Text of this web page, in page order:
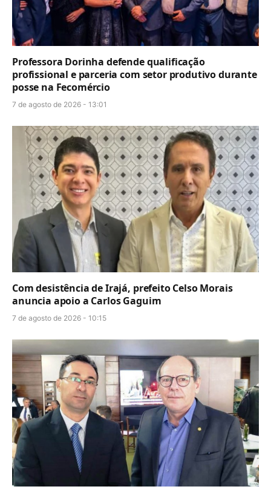
Professora Dorinha defende qualificação
profissional e parceria com setor produtivo durante
posse na Fecomércio
7 de agosto de 2026 - 13:01
Com desistência de Irajá, prefeito Celso Morais
anuncia apoio a Carlos Gaguim
7 de agosto de 2026 - 10:15